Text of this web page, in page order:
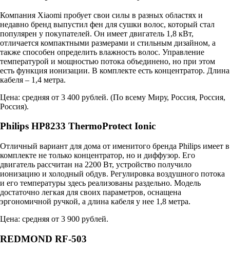
Компания Xiaomi пробует свои силы в разных областях и
недавно бренд выпустил фен для сушки волос, который стал
популярен у покупателей. Он имеет двигатель 1,8 кВт,
отличается компактными размерами и стильным дизайном, а
также способен определить влажность волос. Управление
температурой и мощностью потока объединено, но при этом
есть функция ионизации. В комплекте есть концентратор. Длина
кабеля – 1,4 метра.
Цена: средняя от 3 400 рублей. (По всему Миру, Россия, Россия,
Россия).
Philips HP8233 ThermoProtect Ionic
Отличный вариант для дома от именитого бренда Philips имеет в
комплекте не только концентратор, но и диффузор. Его
двигатель рассчитан на 2200 Вт, устройство получило
ионизацию и холодный обдув. Регулировка воздушного потока
и его температуры здесь реализованы раздельно. Модель
достаточно легкая для своих параметров, оснащена
эргономичной ручкой, а длина кабеля у нее 1,8 метра.
Цена: средняя от 3 900 рублей.
REDMOND RF-503